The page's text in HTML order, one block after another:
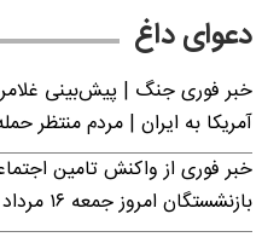
دعوای داغ
خبر فوری جنگ | پیش‌بینی
آمریکا به ایران | مردم منتظر
خبر فوری از واکنش تامین
بازنشستگان امروز جمعه ۱۶ مرداد ۱۴۰۵